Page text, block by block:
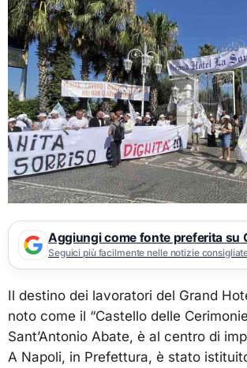
Aggiungi come fonte preferita su
Seguici più facilmente nelle notizie
Il destino dei lavoratori del Grand
noto come il “Castello delle
Sant’Antonio Abate, è al centro di
A Napoli, in Prefettura, è stato